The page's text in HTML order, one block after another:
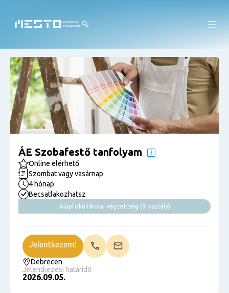
ÁE Szobafestő tanfolyam
Online elérhető
Szombat vagy vasárnap
4 hónap
Becsatlakozhatsz
Alapfokú iskolai végzettség (8 osztály)
Debrecen
Jelentkezési határidő
2026.09.05.
Jelentkezem!